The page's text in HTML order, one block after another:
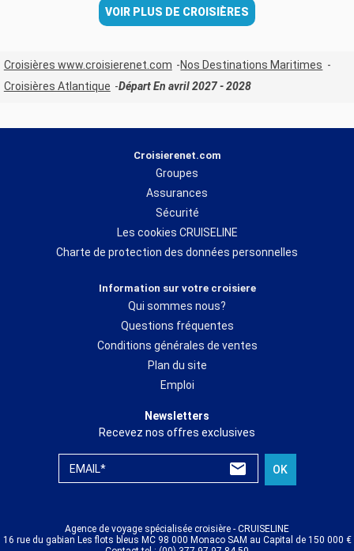
VOIR PLUS DE CROISIÈRES
Croisières www.croisierenet.com
Nos Destinations Maritimes
Croisières Atlantique
Départ En avril 2027 - 2028
Croisierenet.com
Groupes
Assurances
Sécurité
Les cookies CRUISELINE
Charte de protection des données personnelles
Information sur votre croisiere
Qui sommes nous?
Questions fréquentes
Conditions générales de ventes
Plan du site
Emploi
Newsletters
Recevez nos offres exclusives
EMAIL* OK
Agence de voyage spécialisée croisière - CRUISELINE
16 rue du gabian Les flots bleus MC 98 000 Monaco SAM au Capital de 150 000 €